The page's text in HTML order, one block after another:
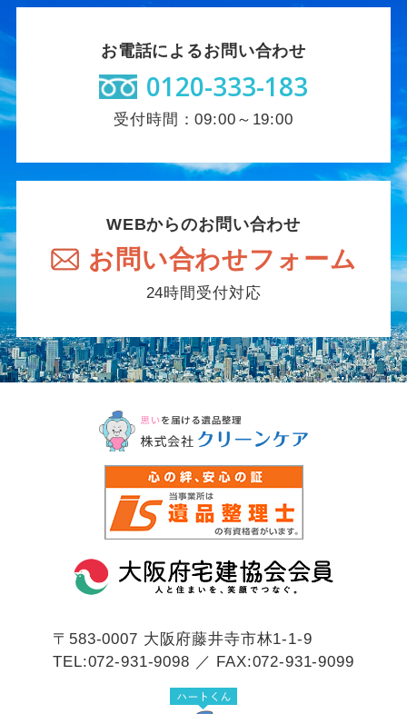
お電話によるお問い合わせ
0120-333-183
受付時間：09:00～19:00
WEBからのお問い合わせ
お問い合わせフォーム
24時間受付対応
〒583-0007 大阪府藤井寺市林1-1-9
TEL:072-931-9098 ／ FAX:072-931-9099